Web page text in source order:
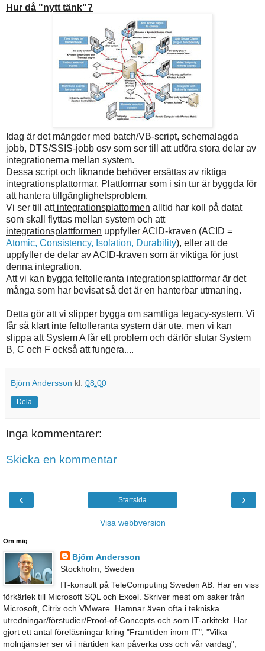
Hur då "nytt tänk"?
Idag är det mängder med batch/VB-script, schemalagda
jobb, DTS/SSIS-jobb osv som ser till att utföra stora delar av
integrationerna mellan system.
Dessa script och liknande behöver ersättas av riktiga
integrationsplattormar. Plattformar som i sin tur är byggda för
att hantera tillgänglighetsproblem.
Vi ser till attintegrationsplattormen alltid har koll på datat
som skall flyttas mellan system och att
integrationsplattformen uppfyller ACID-kraven (ACID =
Atomic, Consistency, Isolation, Durability), eller att de
uppfyller de delar av ACID-kraven som är viktiga för just
denna integration.
Att vi kan bygga feltolleranta integrationsplattformar är det
många som har bevisat så det är en hanterbar utmaning.
Detta gör att vi slipper bygga om samtliga legacy-system. Vi
får så klart inte feltolleranta system där ute, men vi kan
slippa att System A får ett problem och därför slutar System
B, C och F också att fungera....
Björn Andersson kl. 08:00
Dela
Inga kommentarer:
Skicka en kommentar
‹ ›
Startsida
Visa webbversion
Om mig
Björn Andersson
Stockholm, Sweden
IT-konsult på TeleComputing Sweden AB. Har en viss
förkärlek till Microsoft SQL och Excel. Skriver mest om saker från
Microsoft, Citrix och VMware. Hamnar även ofta i tekniska
utredningar/förstudier/Proof-of-Concepts och som IT-arkitekt. Har
gjort ett antal föreläsningar kring "Framtiden inom IT", "Vilka
molntjänster ser vi i närtiden kan påverka oss och vår vardag",